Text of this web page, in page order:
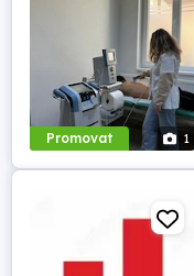
Promovat 1